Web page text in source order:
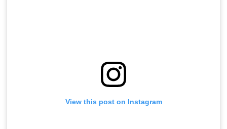
View this post on Instagram